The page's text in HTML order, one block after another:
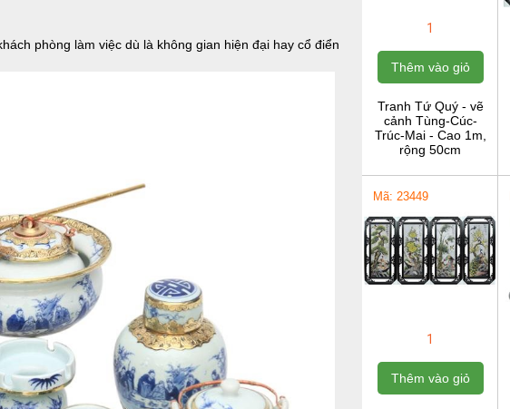
phòng làm việc dù là không gian hiện đại hay cổ điển
1
Thêm vào giỏ
Tranh Tứ Quý - vẽ
cảnh Tùng-Cúc-
Trúc-Mai - Cao 1m,
rộng 50cm
Mã: 23449
1
Thêm vào giỏ